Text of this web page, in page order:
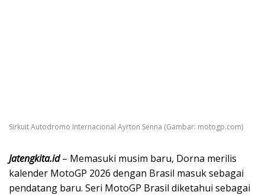
Sirkuit Autodromo Internacional Ayrton Senna (Gambar: motogp.com)
Jatengkita.id– Memasuki musim baru, Dorna merilis
kalender MotoGP 2026 dengan Brasil masuk sebagai
pendatang baru. Seri MotoGP Brasil diketahui sebagai